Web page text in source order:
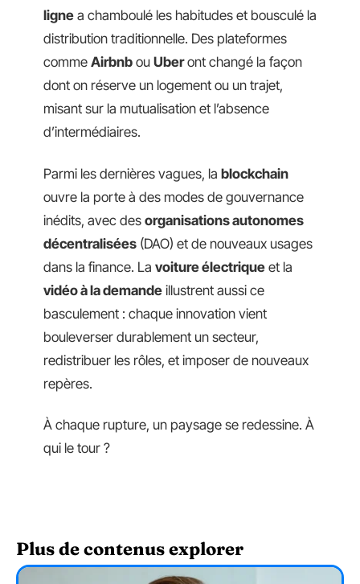
ligne a chamboulé les habitudes et bousculé la
distribution traditionnelle. Des plateformes
comme Airbnb ou Uberont changé la façon
dont on réserve un logement ou un trajet,
misant sur la mutualisation et l’absence
d’intermédiaires.
Parmi les dernières vagues, la blockchain
ouvre la porte à des modes de gouvernance
inédits, avec des organisations autonomes
décentralisées (DAO) et de nouveaux usages
dans la finance. La voiture électrique et la
vidéo à la demande illustrent aussi ce
basculement : chaque innovation vient
bouleverser durablement un secteur,
redistribuer les rôles, et imposer de nouveaux
repères.
À chaque rupture, un paysage se redessine. À
qui le tour ?
Plus de contenus explorer